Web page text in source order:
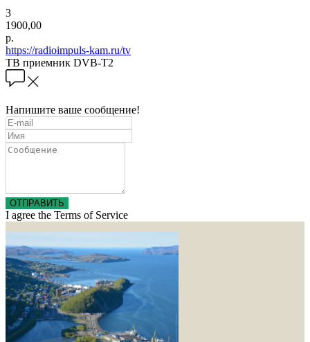
3
1900,00
р.
https://radioimpuls-kam.ru/tv
ТВ приемник DVB-T2
Напишите ваше сообщение!
ОТПРАВИТЬ
I agree the Terms of Service